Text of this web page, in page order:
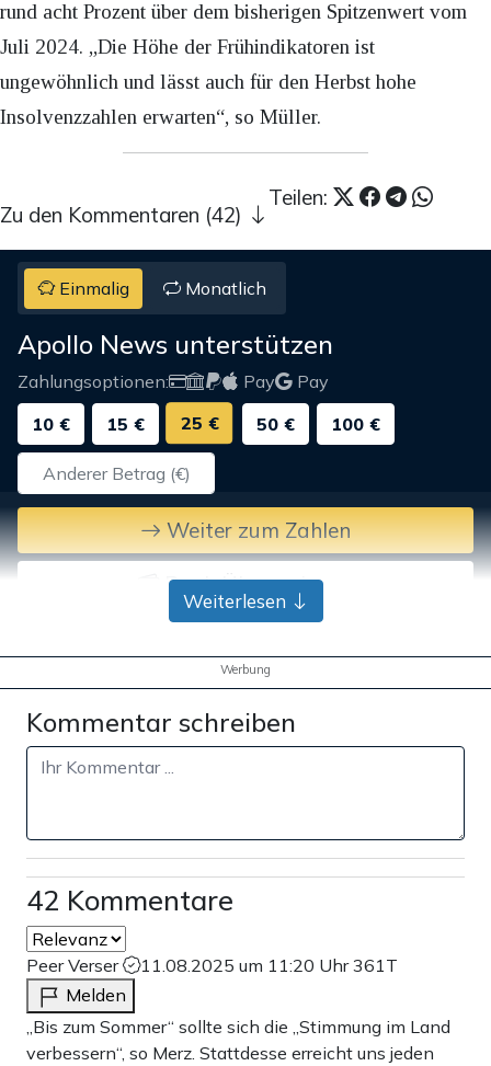
rund acht Prozent über dem bisherigen Spitzenwert vom
Juli 2024. „Die Höhe der Frühindikatoren ist
ungewöhnlich und lässt auch für den Herbst hohe
Insolvenzzahlen erwarten“, so Müller.
Teilen:
Zu den Kommentaren (42)
Einmalig Monatlich
Apollo News unterstützen
Zahlungsoptionen: Pay
Pay
10 €
15 € 25 € 50 € 100 €
Weiter zum Zahlen
Bank-Überweisung
Weiterlesen
Werbung
Kommentar schreiben
42 Kommentare
Peer Verser 11.08.2025 um 11:20 Uhr361T
Melden
„Bis zum Sommer“ sollte sich die „Stimmung im Land
verbessern“, so Merz. Stattdesse erreicht uns jeden